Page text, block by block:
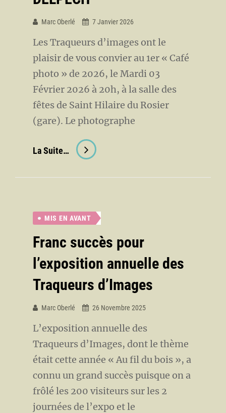
Marc Oberlé 7 Janvier 2026
Les Traqueurs d’images ont le
plaisir de vous convier au 1er « Café
photo » de 2026, le Mardi 03
Février 2026 à 20h, à la salle des
fêtes de Saint Hilaire du Rosier
(gare). Le photographe
La Suite… Café
Photo:
Jean-
MIS EN AVANT
Franc succès pour
l’exposition annuelle des
Traqueurs d’Images
Marc Oberlé 26 Novembre 2025
L’exposition annuelle des
Traqueurs d’Images, dont le thème
était cette année « Au fil du bois », a
connu un grand succès puisque on a
frôlé les 200 visiteurs sur les 2
journées de l’expo et le